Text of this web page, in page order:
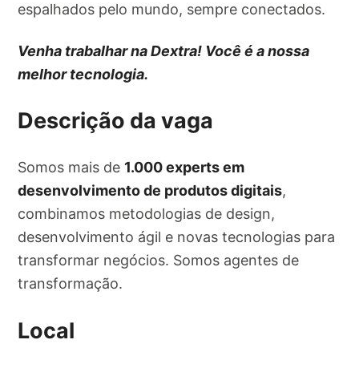
espalhados pelo mundo, sempre conectados.
Venha trabalhar na Dextra! Você é a nossa
melhor tecnologia.
Descrição da vaga
Somos mais de 1.000 experts em
desenvolvimento de produtos digitais,
combinamos metodologias de design,
desenvolvimento ágil e novas tecnologias para
transformar negócios. Somos agentes de
transformação.
Local